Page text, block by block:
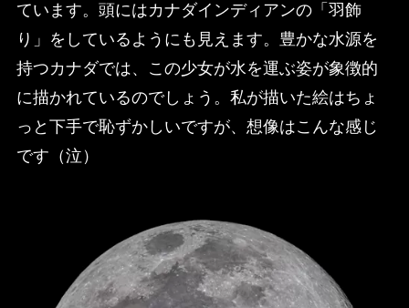
ています。頭にはカナダインディアンの「羽飾
り」をしているようにも見えます。豊かな水源を
持つカナダでは、この少女が水を運ぶ姿が象徴的
に描かれているのでしょう。私が描いた絵はちょ
っと下手で恥ずかしいですが、想像はこんな感じ
です（泣）